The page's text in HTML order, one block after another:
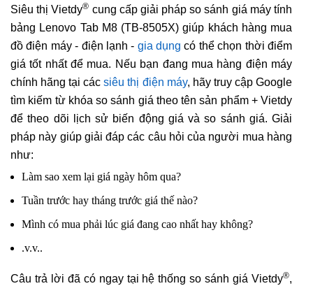
Siêu thị Vietdy® cung cấp giải pháp so sánh giá máy tính
bảng Lenovo Tab M8 (TB-8505X) giúp khách hàng mua
đồ điện máy - điện lạnh - gia dụng có thể chọn thời điểm
giá tốt nhất để mua. Nếu bạn đang mua hàng điện máy
chính hãng tại cácsiêu thị điện máy, hãy truy cập Google
tìm kiếm từ khóa so sánh giá theo tên sản phẩm + Vietdy
để theo dõi lịch sử biến động giá và so sánh giá. Giải
pháp này giúp giải đáp các câu hỏi của người mua hàng
như:
Làm sao xem lại giá ngày hôm qua?
Tuần trước hay tháng trước giá thế nào?
Mình có mua phải lúc giá đang cao nhất hay không?
.v.v..
Câu trả lời đã có ngay tại hệ thống so sánh giá Vietdy®,